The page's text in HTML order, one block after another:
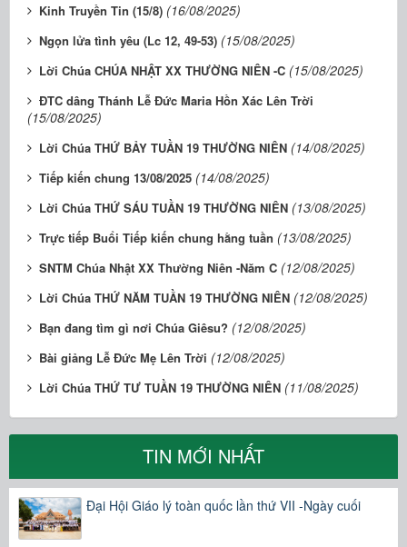
Kinh Truyền Tin (15/8) (16/08/2025)
Ngọn lửa tình yêu (Lc 12, 49-53) (15/08/2025)
Lời Chúa CHÚA NHẬT XX THƯỜNG NIÊN -C (15/08/2025)
ĐTC dâng Thánh Lễ Đức Maria Hồn Xác Lên Trời
(15/08/2025)
Lời Chúa THỨ BẢY TUẦN 19 THƯỜNG NIÊN (14/08/2025)
Tiếp kiến chung 13/08/2025 (14/08/2025)
Lời Chúa THỨ SÁU TUẦN 19 THƯỜNG NIÊN (13/08/2025)
Trực tiếp Buổi Tiếp kiến chung hằng tuần (13/08/2025)
SNTM Chúa Nhật XX Thường Niên -Năm C (12/08/2025)
Lời Chúa THỨ NĂM TUẦN 19 THƯỜNG NIÊN (12/08/2025)
Bạn đang tìm gì nơi Chúa Giêsu? (12/08/2025)
Bài giảng Lễ Đức Mẹ Lên Trời (12/08/2025)
Lời Chúa THỨ TƯ TUẦN 19 THƯỜNG NIÊN (11/08/2025)
TIN MỚI NHẤT
Đại Hội Giáo lý toàn quốc lần thứ VII -Ngày cuối